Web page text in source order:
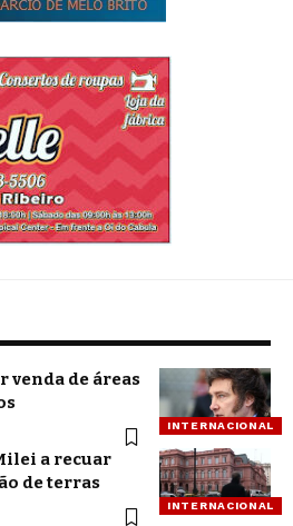
INTERNACIONAL
venda de áreas
INTERNACIONAL
a recuar
de terras